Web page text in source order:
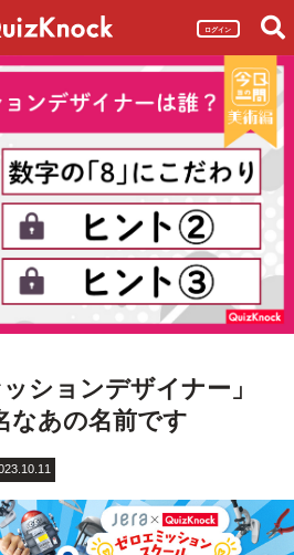
ログイン
ションデザイナー」
なあの名前です